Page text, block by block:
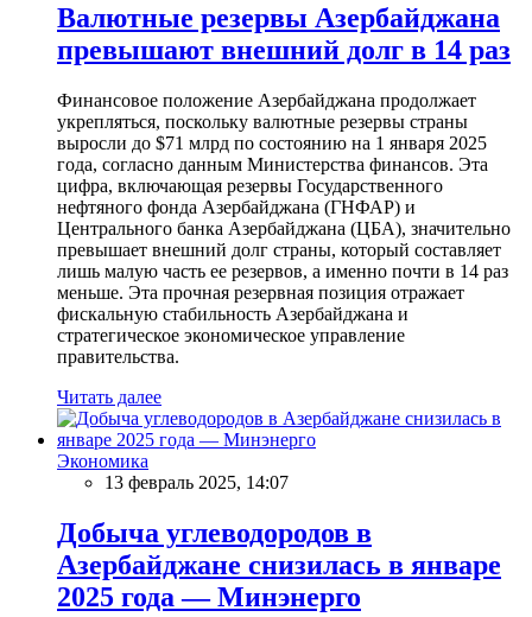
Валютные резервы Азербайджана
превышают внешний долг в 14 раз
Финансовое положение Азербайджана продолжает
укрепляться, поскольку валютные резервы страны
выросли до $71 млрд по состоянию на 1 января 2025
года, согласно данным Министерства финансов. Эта
цифра, включающая резервы Государственного
нефтяного фонда Азербайджана (ГНФАР) и
Центрального банка Азербайджана (ЦБА), значительно
превышает внешний долг страны, который составляет
лишь малую часть ее резервов, а именно почти в 14 раз
меньше. Эта прочная резервная позиция отражает
фискальную стабильность Азербайджана и
стратегическое экономическое управление
правительства.
Читать далее
Экономика
13 февраль 2025, 14:07
Добыча углеводородов в
Азербайджане снизилась в январе
2025 года — Минэнерго